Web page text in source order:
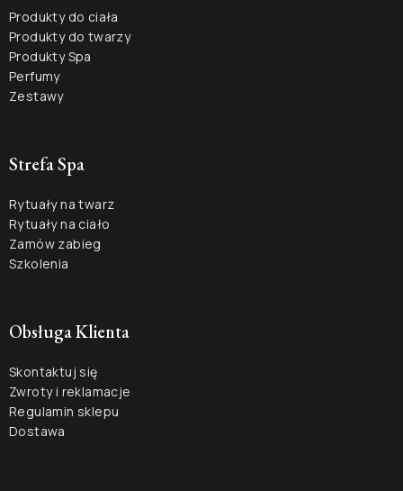
Produkty do ciała
Produkty do twarzy
Produkty Spa
Perfumy
Zestawy
Strefa Spa
Rytuały na twarz
Rytuały na ciało
Zamów zabieg
Szkolenia
Obsługa Klienta
Skontaktuj się
Zwroty i reklamacje
Regulamin sklepu
Dostawa